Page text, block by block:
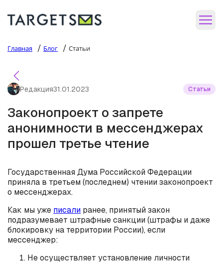
Главная / Блог / Статьи
Редакция31.01.2023 Статьи
Законопроект о запрете
анонимности в мессенджерах
прошел третье чтение
Государственная Дума Российской Федерации
приняла в третьем (последнем) чтении законопроект
о мессенджерах.
Как мы уже писали ранее, принятый закон
подразумевает штрафные санкции (штрафы и даже
блокировку на территории России), если
мессенджер:
Не осуществляет установление личности